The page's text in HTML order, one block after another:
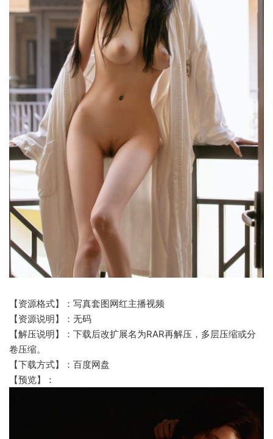
【资源格式】：写真套图网红主播视频
【资源说明】：无码
【解压说明】：下载后改扩展名为RAR再解压，多层压缩或分
卷压缩。
【下载方式】：百度网盘
【预览】：